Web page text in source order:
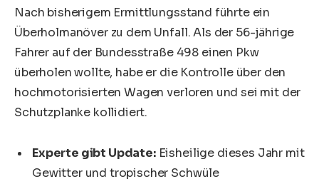
Nach bisherigem Ermittlungsstand führte ein
Überholmanöver zu dem Unfall. Als der 56-jährige
Fahrer auf der Bundesstraße 498 einen Pkw
überholen wollte, habe er die Kontrolle über den
hochmotorisierten Wagen verloren und sei mit der
Schutzplanke kollidiert.
Experte gibt Update:Eisheilige dieses Jahr mit
Gewitter und tropischer Schwüle